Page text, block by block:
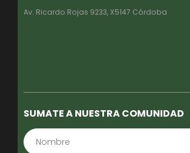
Av. Ricardo Rojas 9233, X5147 Córdoba
SUMATE A NUESTRA COMUNIDAD